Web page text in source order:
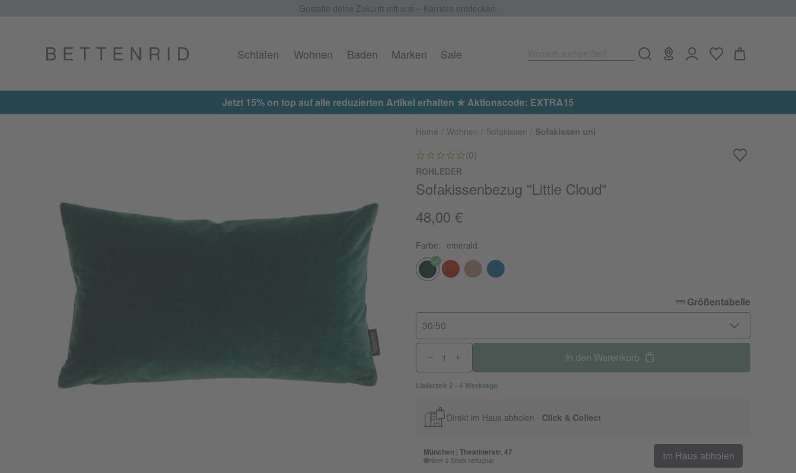
Gestalte deine Zukunft mit uns – Karriere entdecken.
Schlafen Wohnen Baden Marken Sale
Jetzt 15% on top auf alle reduzierten Artikel erhalten ★ Aktionscode: EXTRA15
Home Wohnen Sofakissen Sofakissen uni
(0)
ROHLEDER
Sofakissenbezug "Little Cloud"
48,00 €
Farbe: emerald
Größentabelle
30/50
In den Warenkorb
Lieferzeit 2 - 4 Werktage
Direkt im Haus abholen - Click & Collect
München | Theatinerstr. 47
Noch 2 Stück verfügbar Im Haus abholen